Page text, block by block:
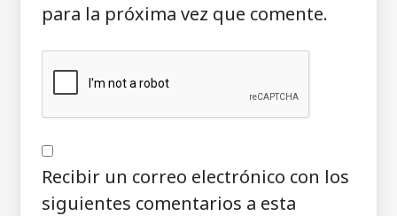
para la próxima vez que comente.
Recibir un correo electrónico con los
siguientes comentarios a esta